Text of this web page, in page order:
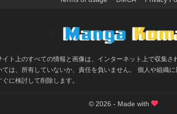
イト上のすべての情報と画像は、インターネット上で収集
ては、所有していないか、責任を負いません。 個人や組織
ぐに検討して削除します。
© 2026 - Made with